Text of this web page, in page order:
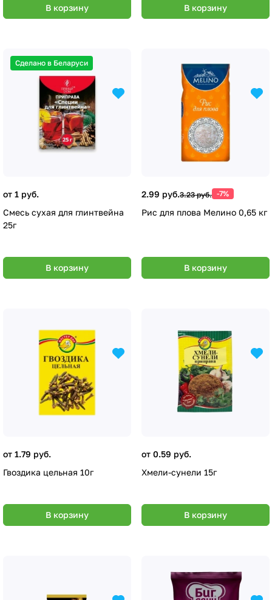
В корзину В корзину
Сделано в Беларуси
от 1 руб.
Смесь сухая для глинтвейна
25г
В корзину
2.99 руб.3.23 руб. -7%
Рис для плова Мелино 0,65 кг
В корзину
от 1.79 руб.
Гвоздика цельная 10г
В корзину
от 0.59 руб.
Хмели-сунели 15г
В корзину